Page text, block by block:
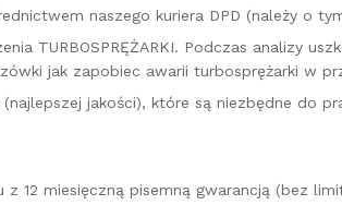
naszego kuriera DPD (należy o
TURBOSPRĘŻARKI. Podczas analizy
jak zapobiec awarii turbosprężarki w
jakości), które są niezbędne do
z 12 miesięczną pisemną gwarancją (bez